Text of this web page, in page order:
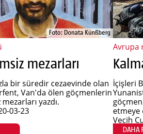
Foto: Donata Künßberg
mezarları
bir süredir cezaevinde olan
Van'da ölen göçmenlerin
yazdı.
03-23
Avrupa
İçişleri
etmeye
Vecih
DAHA